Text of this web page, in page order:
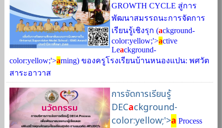
GROWTH CYCLE สู่การ
พัฒนาสมรรถนะการจัดการ
เรียนรู้เชิงรุก (ackground-
color:yellow;'>active
Leackground-
color:yellow;'>arning) ของครูโรงเรียนบ้านหนองแปน: พศวัต
สาระอาวาส
การจัดการเรียนรู้
DECackground-
color:yellow;'>a Process